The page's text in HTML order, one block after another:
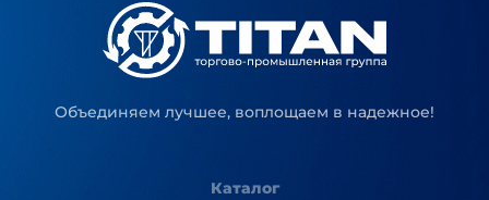
Объединяем лучшее, воплощаем в надежное!
Каталог